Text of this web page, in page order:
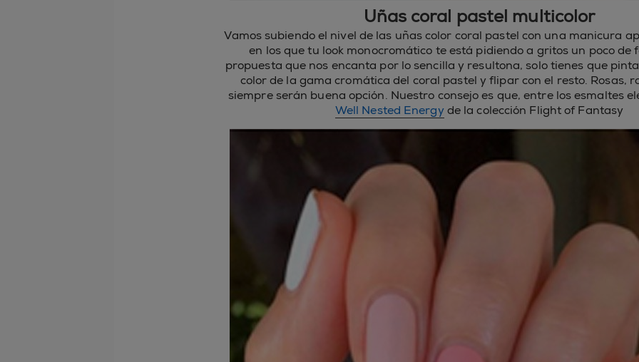
Uñas coral pastel multicolor
Vamos subiendo el nivel de las uñas color coral pastel con una manicura
en los que tu look monocromático te está pidiendo a gritos un poco de
propuesta que nos encanta por lo sencilla y resultona, solo tienes que
color de la gama cromática del coral pastel y flipar con el resto. Rosas,
siempre serán buena opción. Nuestro consejo es que, entre los esmaltes
Well Nested Energyde la colección Flight of Fantasy